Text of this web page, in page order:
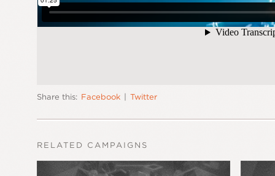
Share this: Facebook Twitter
RELATED CAMPAIGNS